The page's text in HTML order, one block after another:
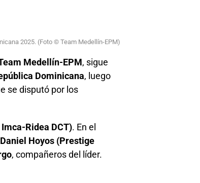
2025. (Foto © Team Medellín-EPM)
Medellín-EPM , sigue
Dominicana, luego
se disputó por los
Ridea DCT). En el
Daniel Hoyos (Prestige
, compañeros del líder.